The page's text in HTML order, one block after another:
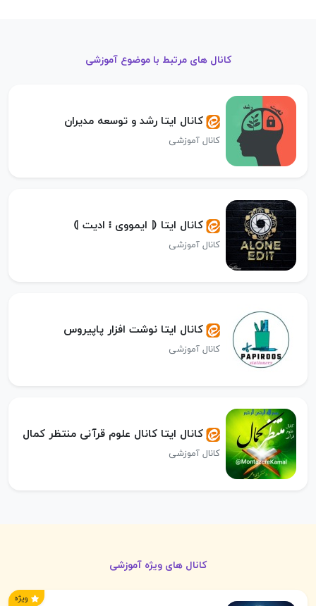
کانال های مرتبط با موضوع آموزشی
کانال ایتا رشد و توسعه مدیران
کانال آموزشی
کانال ایتا ⦇‌ ایمووی ፧ ادیت ⦈
کانال آموزشی
کانال ایتا نوشت افزار پاپیروس
کانال آموزشی
کانال ایتا کانال علوم قرآنی منتظر کمال
کانال آموزشی
کانال های ویژه آموزشی
ویژه